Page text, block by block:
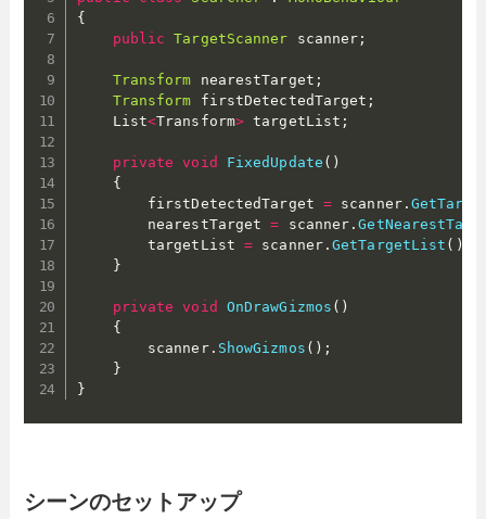
{
public
TargetScanner scanner ;
Transform nearestTarget ;
Transform firstDetectedTarget ;
    List
<Transform> targetList ;
private void FixedUpdate ( )
{
        firstDetectedTarget
= scanner.
        nearestTarget
= scanner .
        targetList
= scanner.GetTargetList ( )
}
private void OnDrawGizmos ( )
{
        scanner
. ShowGizmos ( ) ;
}
}
シーンのセットアップ